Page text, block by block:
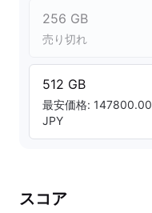
256 GB
売り切れ
512 GB
最安価格: 147800.00
JPY
スコア